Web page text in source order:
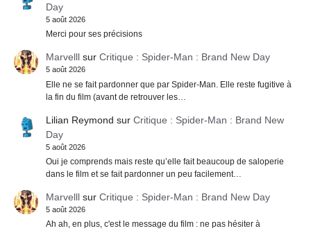
Day
5 août 2026
Merci pour ses précisions
Marvelllsur Critique : Spider-Man : Brand New Day
5 août 2026
Elle ne se fait pardonner que par Spider-Man. Elle reste fugitive à
la fin du film (avant de retrouver les…
Lilian Reymond sur Critique : Spider-Man : Brand New
Day
5 août 2026
Oui je comprends mais reste qu’elle fait beaucoup de saloperie
dans le film et se fait pardonner un peu facilement…
Marvelllsur Critique : Spider-Man : Brand New Day
5 août 2026
Ah ah, en plus, c'est le message du film : ne pas hésiter à